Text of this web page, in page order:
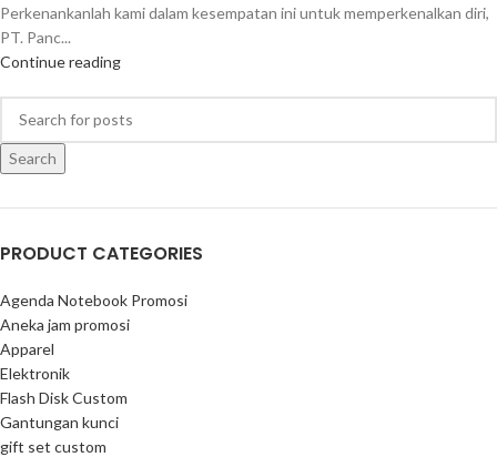
Perkenankanlah kami dalam kesempatan ini untuk memperkenalkan diri,
PT. Panc...
Continue reading
Search
PRODUCT CATEGORIES
Agenda Notebook Promosi
Aneka jam promosi
Apparel
Elektronik
Flash Disk Custom
Gantungan kunci
gift set custom